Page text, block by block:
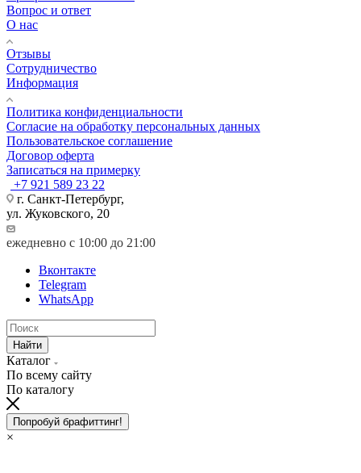
Вопрос и ответ
О нас
Отзывы
Сотрудничество
Информация
Политика конфиденциальности
Согласие на обработку персональных данных
Пользовательское соглашение
Договор оферта
Записаться на примерку
+7 921 589 23 22
г. Санкт-Петербург,
ул. Жуковского, 20
ежедневно с 10:00 до 21:00
Вконтакте
Telegram
WhatsApp
Найти
Каталог
По всему сайту
По каталогу
Попробуй брафиттинг!
×